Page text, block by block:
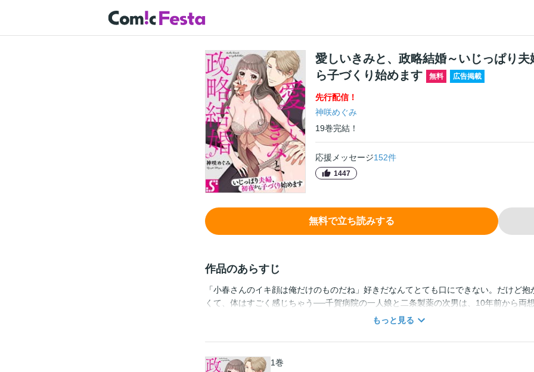
愛しいきみと、政略結婚～いじっぱり夫
ら子づくり始めます
無料 広告掲載
先行配信！
神咲めぐみ
19巻完結！
応援メッセージ152件
1447
無料で立ち読みする
作品のあらすじ
「小春さんのイキ顔は俺だけのものだね」好きだなんてとても口にできない。だけど抱
くて、体はすごく感じちゃう──千賀病院の一人娘と二条製薬の次男は、10年前から両
にはついにお見合い、結婚に至った。しかしこの夫婦、まだお互いの想いを知らない
い訳しながらのエッチがスタートして…「朝まで抱かせてもらうよ、オレの奥さん」優
に、腰は勝手に動いちゃう…！
もっと見る
1巻